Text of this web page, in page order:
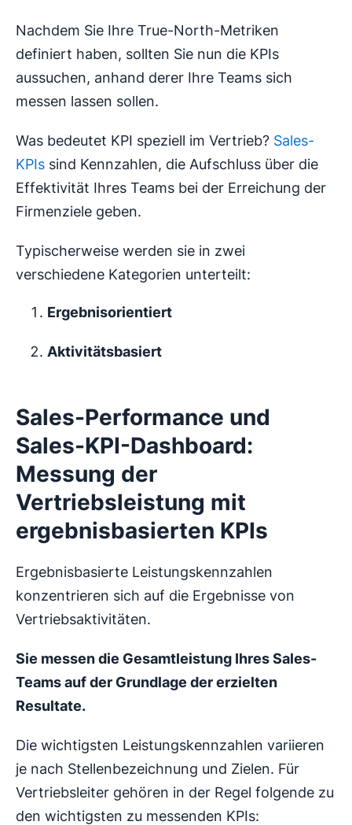
Nachdem Sie Ihre True-North-Metriken
definiert haben, sollten Sie nun die KPIs
aussuchen, anhand derer Ihre Teams sich
messen lassen sollen.
Was bedeutet KPI speziell im Vertrieb? Sales-
KPIs sind Kennzahlen, die Aufschluss über die
Effektivität Ihres Teams bei der Erreichung der
Firmenziele geben.
Typischerweise werden sie in zwei
verschiedene Kategorien unterteilt:
Ergebnisorientiert
Aktivitätsbasiert
Sales-Performance und
Sales-KPI-Dashboard:
Messung der
Vertriebsleistung mit
ergebnisbasierten KPIs
Ergebnisbasierte Leistungskennzahlen
konzentrieren sich auf die Ergebnisse von
Vertriebsaktivitäten.
Sie messen die Gesamtleistung Ihres Sales-
Teams auf der Grundlage der erzielten
Resultate.
Die wichtigsten Leistungskennzahlen variieren
je nach Stellenbezeichnung und Zielen. Für
Vertriebsleiter gehören in der Regel folgende zu
den wichtigsten zu messenden KPIs: